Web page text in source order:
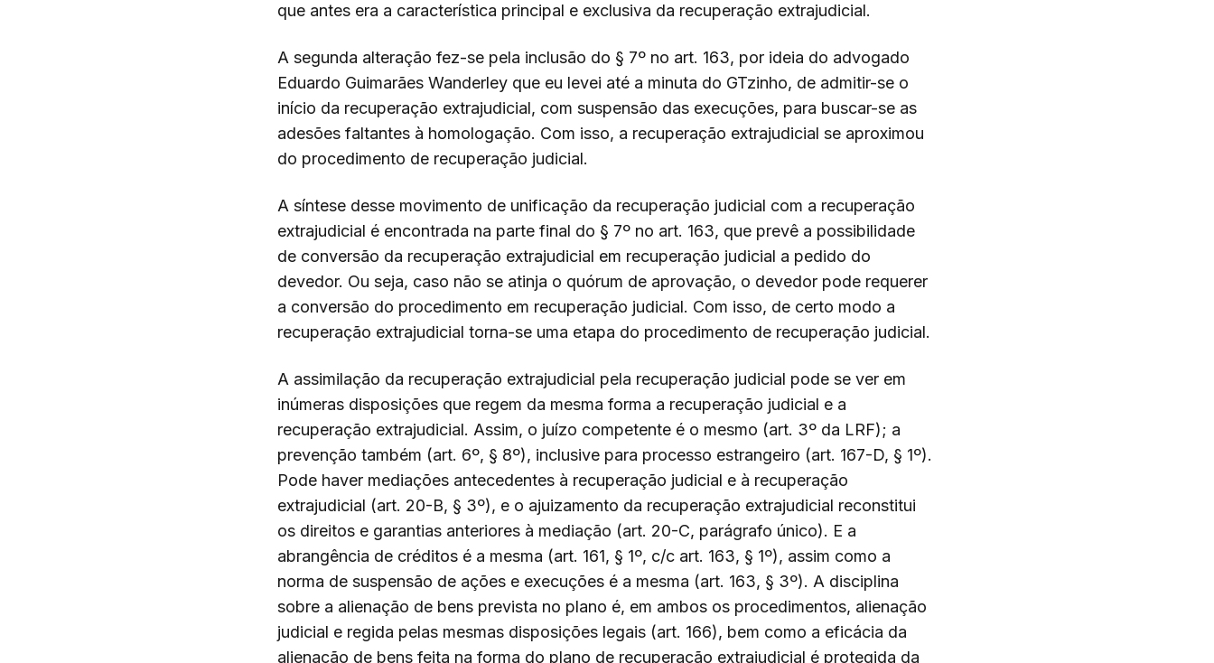
que antes era a característica principal e exclusiva da recuperação extrajudicial.
A segunda alteração fez-se pela inclusão do § 7º no art. 163, por ideia do advogado
Eduardo Guimarães Wanderley que eu levei até a minuta do GTzinho, de admitir-se o
início da recuperação extrajudicial, com suspensão das execuções, para buscar-se as
adesões faltantes à homologação. Com isso, a recuperação extrajudicial se aproximou
do procedimento de recuperação judicial.
A síntese desse movimento de unificação da recuperação judicial com a recuperação
extrajudicial é encontrada na parte final do § 7º no art. 163, que prevê a possibilidade
de conversão da recuperação extrajudicial em recuperação judicial a pedido do
devedor. Ou seja, caso não se atinja o quórum de aprovação, o devedor pode requerer
a conversão do procedimento em recuperação judicial. Com isso, de certo modo a
recuperação extrajudicial torna-se uma etapa do procedimento de recuperação judicial.
A assimilação da recuperação extrajudicial pela recuperação judicial pode se ver em
inúmeras disposições que regem da mesma forma a recuperação judicial e a
recuperação extrajudicial. Assim, o juízo competente é o mesmo (art. 3º da LRF); a
prevenção também (art. 6º, § 8º), inclusive para processo estrangeiro (art. 167-D, § 1º).
Pode haver mediações antecedentes à recuperação judicial e à recuperação
extrajudicial (art. 20-B, § 3º), e o ajuizamento da recuperação extrajudicial reconstitui
os direitos e garantias anteriores à mediação (art. 20-C, parágrafo único). E a
abrangência de créditos é a mesma (art. 161, § 1º, c/c art. 163, § 1º), assim como a
norma de suspensão de ações e execuções é a mesma (art. 163, § 3º). A disciplina
sobre a alienação de bens prevista no plano é, em ambos os procedimentos, alienação
judicial e regida pelas mesmas disposições legais (art. 166), bem como a eficácia da
alienação de bens feita na forma do plano de recuperação extrajudicial é protegida da